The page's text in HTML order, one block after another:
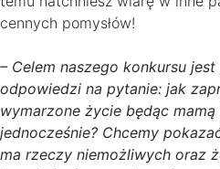
cennych pomysłów!
– Celem naszego konkursu
odpowiedzi na pytanie: jak
wymarzone życie będąc
jednocześnie? Chcemy
ma rzeczy niemożliwych oraz